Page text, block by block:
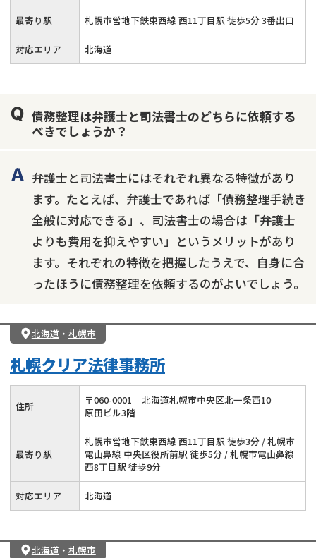
最寄り駅 札幌市営地下鉄東西線 西11丁目駅 徒歩5分 3番出口
対応エリア 北海道
債務整理は弁護士と司法書士のどちらに依頼する
べきでしょうか？
弁護士と司法書士にはそれぞれ異なる特徴があり
ます。たとえば、弁護士であれば「債務整理手続き
全般に対応できる」、司法書士の場合は「弁護士
よりも費用を抑えやすい」というメリットがあり
ます。それぞれの特徴を把握したうえで、自身に合
ったほうに債務整理を依頼するのがよいでしょう。
北海道 ・ 札幌市
札幌クリア法律事務所
住所 〒060-0001
北海道札幌市中央区北一条西10
原田ビル3階
最寄り駅
札幌市営地下鉄東西線 西11丁目駅 徒歩3分 / 札幌市
電山鼻線 中央区役所前駅 徒歩5分 / 札幌市電山鼻線
西8丁目駅 徒歩9分
対応エリア 北海道
北海道 ・ 札幌市